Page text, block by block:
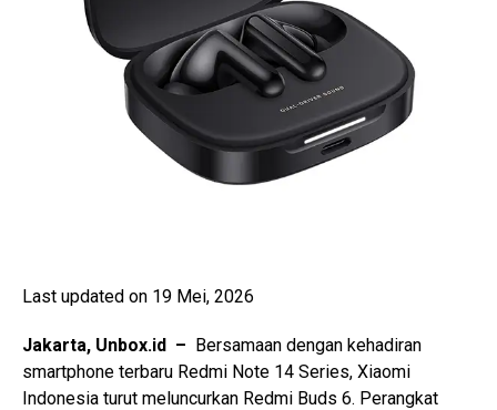
Last updated on 19 Mei, 2026
Jakarta, Unbox.id – Bersamaan dengan kehadiran
smartphone terbaru Redmi Note 14 Series, Xiaomi
Indonesia turut meluncurkan Redmi Buds 6. Perangkat